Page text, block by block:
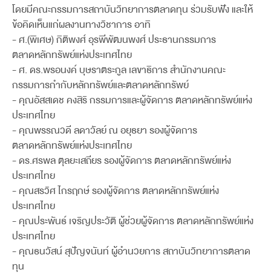
โดยมีคณะกรรมการสถาบันวิทยาการตลาดทุน ร่วมรับฟัง และให้
ข้อคิดเห็นแก่ผลงานทางวิชาการ อาทิ
- ศ.(พิเศษ) กิติพงศ์ อุรพีพัฒนพงศ์ ประธานกรรมการ
ตลาดหลักทรัพย์แห่งประเทศไทย
- ศ. ดร.พรอนงค์ บุษราตระกูล เลขาธิการ สำนักงานคณะ
กรรมการกำกับหลักทรัพย์และตลาดหลักทรัพย์
- คุณอัสสเดช คงสิริ กรรมการและผู้จัดการ ตลาดหลักทรัพย์แห่ง
ประเทศไทย
- คุณพรรณวดี ลดาวัลย์ ณ อยุธยา รองผู้จัดการ
ตลาดหลักทรัพย์แห่งประเทศไทย
- ดร.ศรพล ตุลยะเสถียร รองผู้จัดการ ตลาดหลักทรัพย์แห่ง
ประเทศไทย
- คุณสรวิศ ไกรฤกษ์ รองผู้จัดการ ตลาดหลักทรัพย์แห่ง
ประเทศไทย
- คุณประพันธ์ เจริญประวัติ ผู้ช่วยผู้จัดการ ตลาดหลักทรัพย์แห่ง
ประเทศไทย
- คุณธนวัสน์ สุปัญจนันท์ ผู้อำนวยการ สถาบันวิทยาการตลาด
ทุน